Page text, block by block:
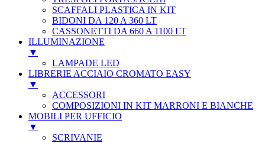
SCAFFALI PLASTICA IN KIT
BIDONI DA 120 A 360 LT
CASSONETTI DA 660 A 1100 LT
ILLUMINAZIONE
▼
LAMPADE LED
LIBRERIE ACCIAIO CROMATO EASY
▼
ACCESSORI
COMPOSIZIONI IN KIT MARRONI E BIANCHE
MOBILI PER UFFICIO
▼
SCRIVANIE